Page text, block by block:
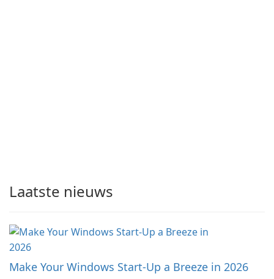
Laatste nieuws
Make Your Windows Start-Up a Breeze in 2026